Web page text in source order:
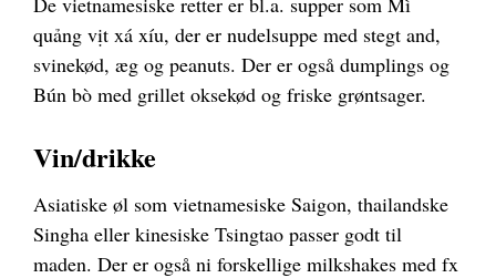
quảng vịt xá xíu, der er nudelsuppe med stegt and,
svinekød, æg og peanuts. Der er også dumplings og
Bún bò med grillet oksekød og friske grøntsager.
Vin/drikke
Asiatiske øl som vietnamesiske Saigon, thailandske
Singha eller kinesiske Tsingtao passer godt til
maden. Der er også ni forskellige milkshakes med fx